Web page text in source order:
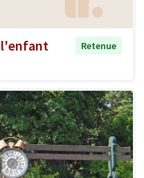
l'enfant
Retenue